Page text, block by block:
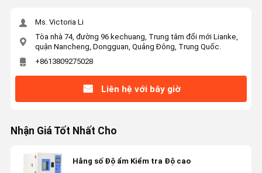
Ms. Victoria Li
Tòa nhà 74, đường 96 kechuang, Trung tâm đổi mới Lianke,
quận Nancheng, Dongguan, Quảng Đông, Trung Quốc.
+8613809275028
Liên hệ với bây giờ
Nhận Giá Tốt Nhất Cho
Hằng số Độ ẩm Kiểm tra Độ cao